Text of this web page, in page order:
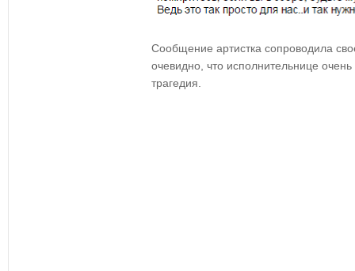
Сообщение артистка сопроводила
очевидно, что исполнительнице
трагедия.